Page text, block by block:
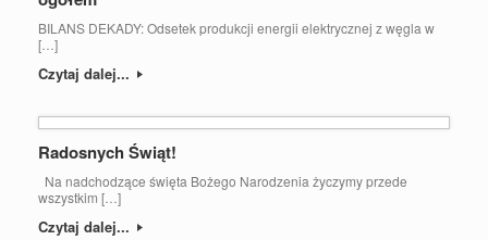
BILANS DEKADY: Odsetek produkcji energii elektrycznej z węgla w
[…]
Czytaj dalej...
Radosnych Świąt!
Na nadchodzące święta Bożego Narodzenia życzymy przede
wszystkim […]
Czytaj dalej...